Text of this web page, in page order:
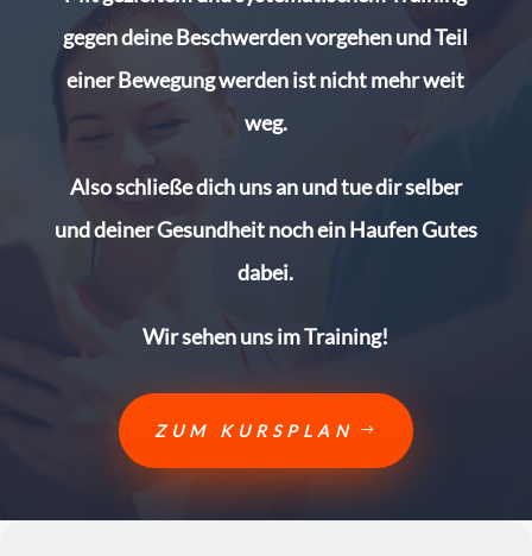
gegen deine Beschwerden vorgehen und Teil
einer Bewegung werden ist nicht mehr weit
weg.
Also schließe dich uns an und tue dir selber
und deiner Gesundheit noch ein Haufen Gutes
dabei.
Wir sehen uns im Training!
ZUM KURSPLAN